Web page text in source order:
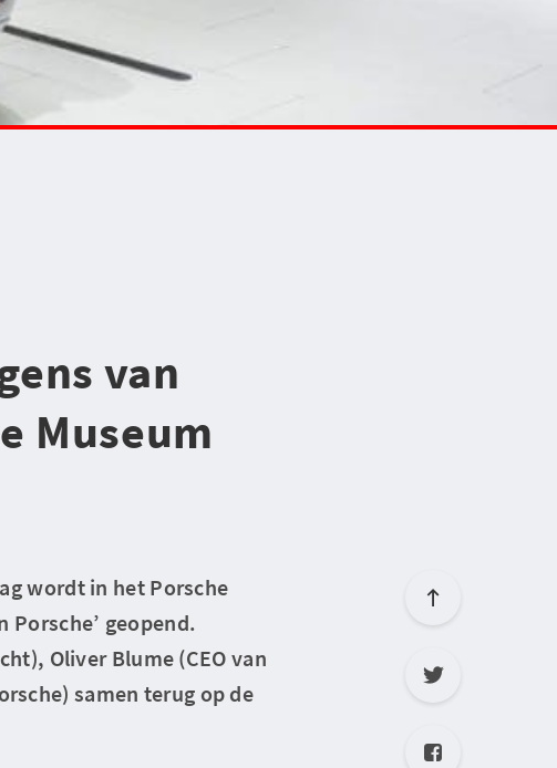
van
Museum
wordt in het Porsche
Porsche’ geopend.
Oliver Blume (CEO van
samen terug op de